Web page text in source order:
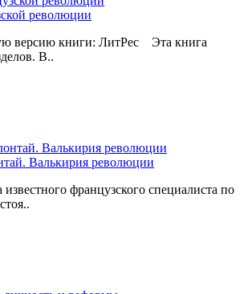
революции
версию книги: ЛитРес Эта книга
В..
Валькирия революции
французского специалиста по